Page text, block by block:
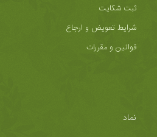
ثبت شکایت
شرایط تعویض و ارجاع
قوانین و مقررات
نماد